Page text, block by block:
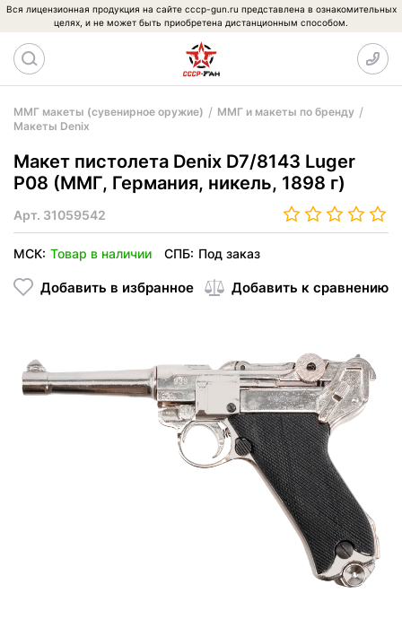
Вся лицензионная продукция на сайте cccp-gun.ru представлена в ознакомительных
целях, и не может быть приобретена дистанционным способом.
ММГ макеты (сувенирное оружие)
ММГ и макеты по бренду
Макеты Denix
Макет пистолета Denix D7/8143 Luger
P08 (ММГ, Германия, никель, 1898 г)
Арт. 31059542
МСК: Товар в наличии СПБ: Под заказ
Добавить в избранное Добавить к сравнению